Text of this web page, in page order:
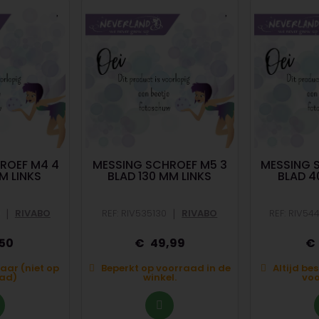
M4 4
LINKS
| RIVABO
(niet op
MESSING SCHROEF M5 3
BLAD 130 MM LINKS
| RIVABO
49,99
Beperkt op voorraad in de
winkel.
MESSING
BLAD
REF:
Altijd